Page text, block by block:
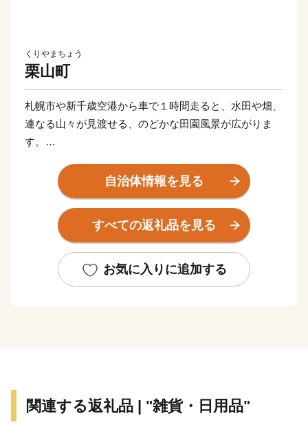
くりやまちょう
栗山町
札幌市や新千歳空港から車で１時間走ると、水田や畑、
連なる山々が見渡せる、のどかな田園風景が広がりま
す。
元「小林酒造」や、桃太郎のパッケージとオブラートで
お馴染みの「谷田の日本一きびだんご」など、道産子な
ら誰もが一度は目にしたことがある商品は、実は栗山町
の特産品。
少年野球場「栗の樹ファーム」を造ったことでも知られ
め、ふるさと納税を通じてまちの魅力を全国に発信し、
自治体情報を見る
すべての返礼品を見る
お気に入りに追加する
関連する返礼品 | "雑貨・日用品"